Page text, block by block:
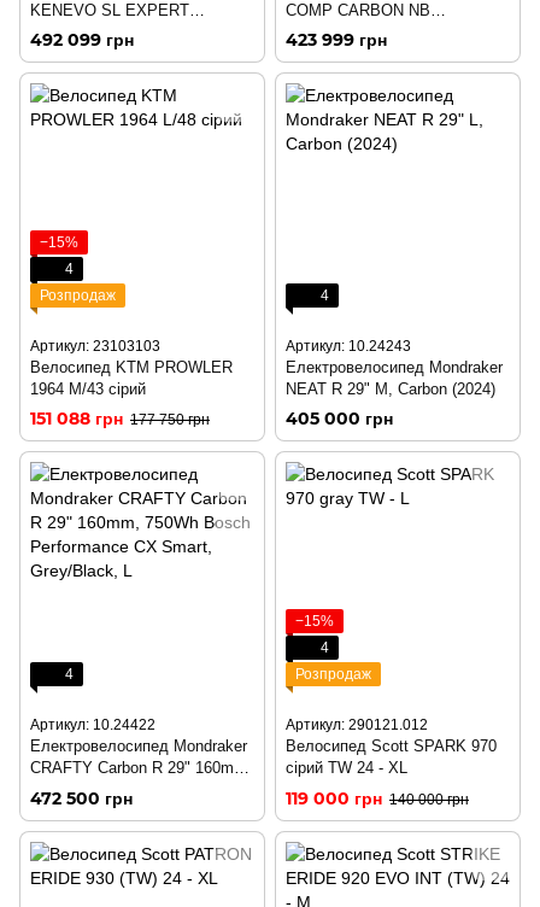
KENEVO SL EXPERT
CARBON 29 CARB/BRCH S4
(98024-3104)
492 099 грн
COMP CARBON NB
WHTSGE/DPLAKE S4 (95223-
423 999 грн
−15%
4
Розпродаж
Артикул: 23103103
Велосипед KTM PROWLER
1964 M/43 сірий
151 088 грн 177 750 грн
4
Артикул: 10.24243
Електровелосипед Mondraker
NEAT R 29" M, Carbon (2024)
405 000 грн
4
Артикул: 10.24422
Електровелосипед Mondraker
CRAFTY Carbon R 29" 160mm,
750Wh Bosch Performance CX
Smart, Grey/Black, M
472 500 грн
−15%
4
Розпродаж
Артикул: 290121.012
Велосипед Scott SPARK 970
сірий TW 24 - XL
119 000 грн 140 000 грн